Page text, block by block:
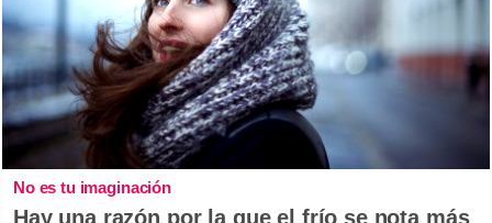
No es tu imaginación
Hay una razón por la que el frío se nota más